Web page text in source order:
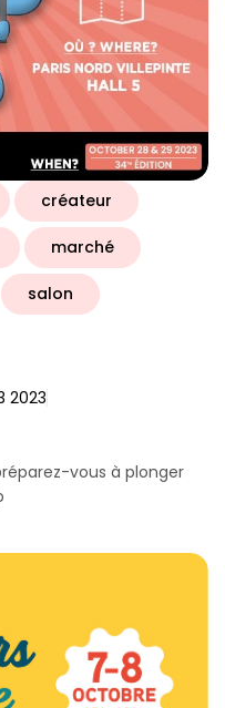
créateur
marché
salon
2023
vous à plonger